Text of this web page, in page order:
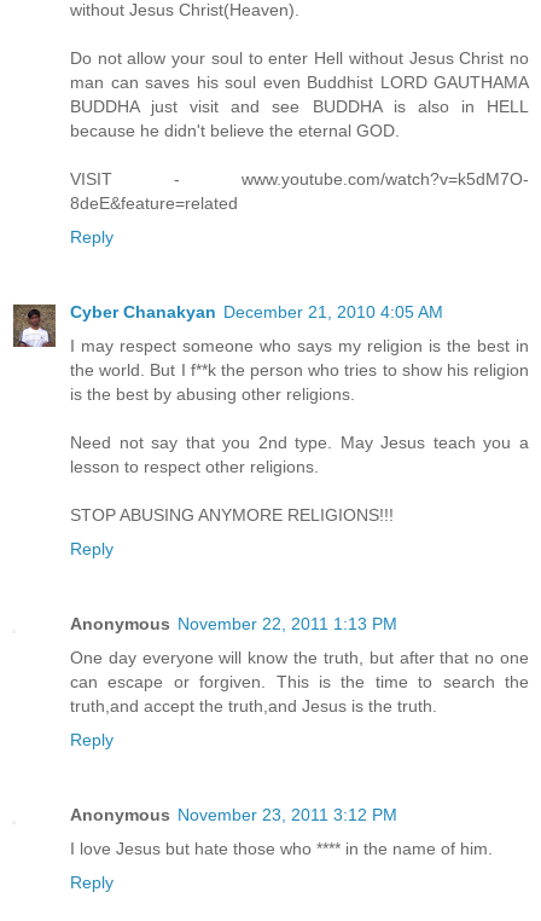
without Jesus Christ(Heaven).
Do not allow your soul to enter Hell without Jesus Christ no
man can saves his soul even Buddhist LORD GAUTHAMA
BUDDHA just visit and see BUDDHA is also in HELL
because he didn't believe the eternal GOD.
VISIT - www.youtube.com/watch?v=k5dM7O-
8deE&feature=related
Reply
Cyber Chanakyan December 21, 2010 4:05 AM
I may respect someone who says my religion is the best in
the world. But I f**k the person who tries to show his religion
is the best by abusing other religions.
Need not say that you 2nd type. May Jesus teach you a
lesson to respect other religions.
STOP ABUSING ANYMORE RELIGIONS!!!
Reply
Anonymous November 22, 2011 1:13 PM
One day everyone will know the truth, but after that no one
can escape or forgiven. This is the time to search the
truth,and accept the truth,and Jesus is the truth.
Reply
Anonymous November 23, 2011 3:12 PM
I love Jesus but hate those who **** in the name of him.
Reply